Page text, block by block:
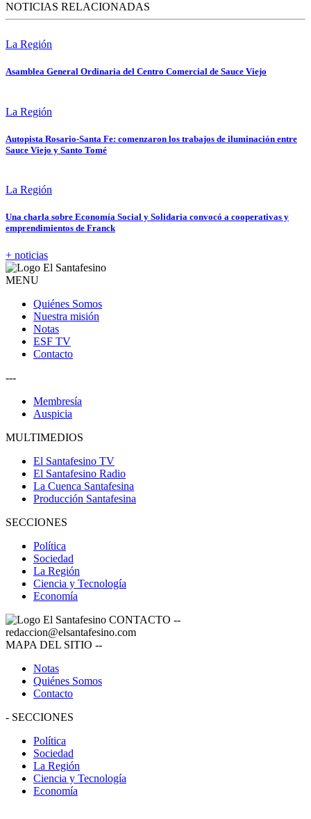
NOTICIAS RELACIONADAS
La Región
Asamblea General Ordinaria del Centro Comercial de Sauce Viejo
La Región
Autopista Rosario-Santa Fe: comenzaron los trabajos de iluminación entre
Sauce Viejo y Santo Tomé
La Región
Una charla sobre Economía Social y Solidaria convocó a cooperativas y
emprendimientos de Franck
+ noticias
MENU
Quiénes Somos
Nuestra misión
Notas
ESF TV
Contacto
---
Membresía
Auspicia
MULTIMEDIOS
El Santafesino TV
El Santafesino Radio
La Cuenca Santafesina
Producción Santafesina
SECCIONES
Política
Sociedad
La Región
Ciencia y Tecnología
Economía
CONTACTO --
redaccion@elsantafesino.com
MAPA DEL SITIO --
Notas
Quiénes Somos
Contacto
- SECCIONES
Política
Sociedad
La Región
Ciencia y Tecnología
Economía